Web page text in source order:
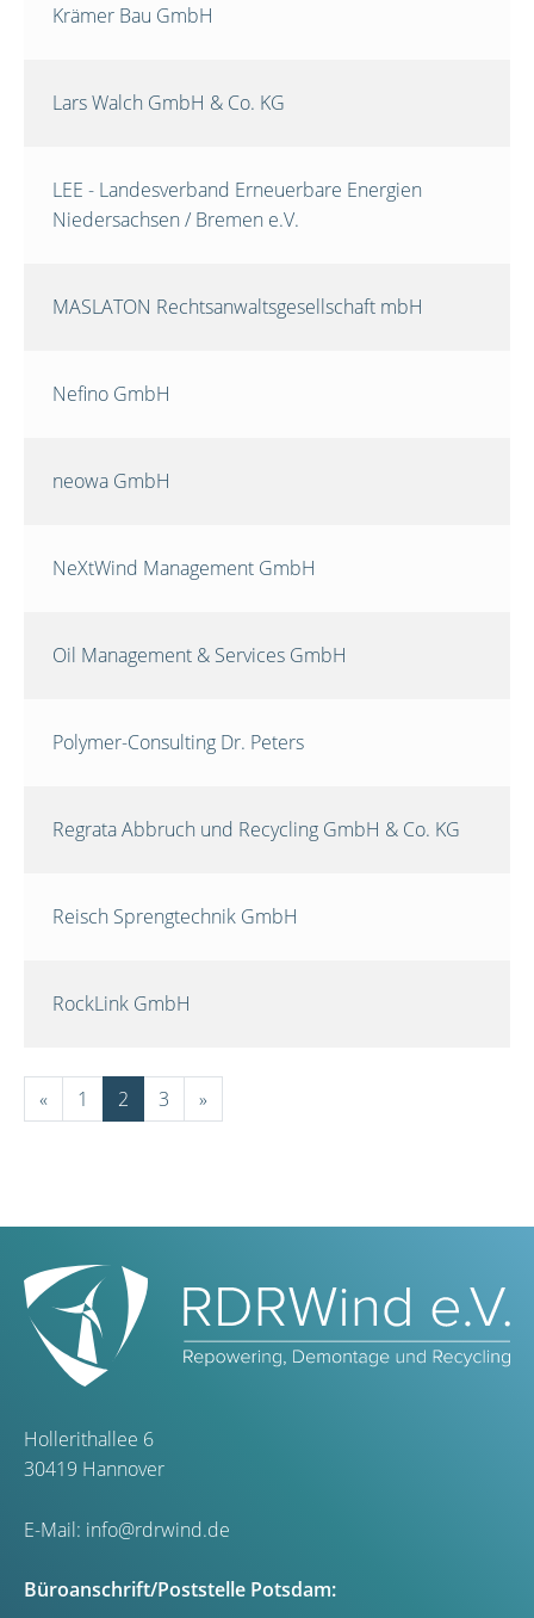
Krämer Bau GmbH
Lars Walch GmbH & Co. KG
LEE - Landesverband Erneuerbare Energien
Niedersachsen / Bremen e.V.
MASLATON Rechtsanwaltsgesellschaft mbH
Nefino GmbH
neowa GmbH
NeXtWind Management GmbH
Oil Management & Services GmbH
Polymer-Consulting Dr. Peters
Regrata Abbruch und Recycling GmbH & Co. KG
Reisch Sprengtechnik GmbH
RockLink GmbH
« 1 2 3 »
Hollerithallee 6
30419 Hannover
E-Mail: info@rdrwind.de
Büroanschrift/Poststelle Potsdam: